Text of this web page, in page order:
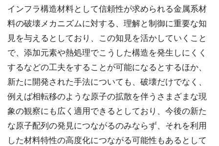
インフラ構造材料として信頼性が求められる金属系材
料の破壊メカニズムに対する、理解と制御に重要な知
見を与えるとしており、この知見を活かしていくこと
で、添加元素や熱処理でこうした構造を発生しにくく
するなどの工夫をすることが可能になるとするほか、
新たに開発された手法についても、破壊だけでなく、
例えば相転移のような原子の拡散を伴うさまざまな現
象の観察にも広く適用できるとしており、今後の新た
な原子配列の発見につながるのみならず、それを利用
した材料特性の高度化につながる可能性もあるとして